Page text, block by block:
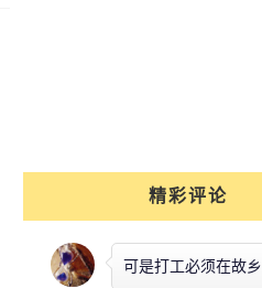
精彩评论
可是打工必须在故乡